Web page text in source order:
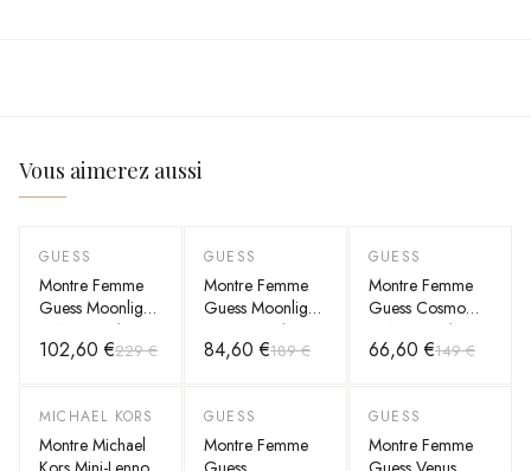
Vous aimerez aussi
-55 %
GUESS
Montre Femme
Guess Moonlight
GW0257L1G
bracelet silicone
102,60 €229 €
-55 %
GUESS
Montre Femme
Guess Moonlight
GW0257L1
bracelet silicone
84,60 €189 €
-55 %
GUESS
Montre Femme
Guess Cosmo
GW0034L1
bracelet en
66,60 €149 €
-60%
MICHAEL KORS
Montre Michael
-55 %
GUESS
Montre Femme
-55 %
GUESS
Montre Femme